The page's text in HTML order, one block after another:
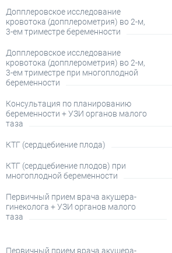
Допплеровское исследование
кровотока (допплерометрия) во 2-м,
3-ем триместре беременности
Допплеровское исследование
кровотока (допплерометрия) во 2-м,
3-ем триместре при многоплодной
беременности
Консультация по планированию
беременности + УЗИ органов малого
таза
КТГ (сердцебиение плода)
КТГ (сердцебиение плодов) при
многоплодной беременности
Первичный прием врача акушера-
гинеколога + УЗИ органов малого
таза
Первичный прием врача акушера-